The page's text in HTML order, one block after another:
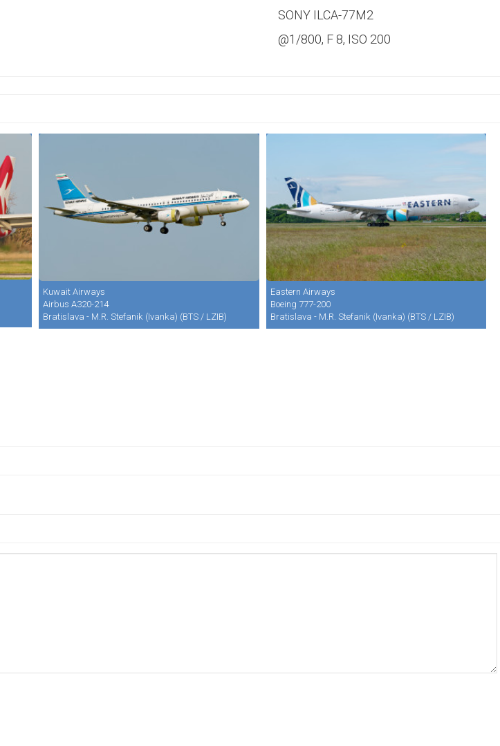
SONY ILCA-77M2
@1/800, F 8, ISO 200
Kuwait Airways
Airbus A320-214
Bratislava - M.R. Stefanik (Ivanka) (BTS / LZIB)
Eastern Airways
Boeing 777-200
Bratislava - M.R. Stefanik (Ivanka) (BTS / LZIB)